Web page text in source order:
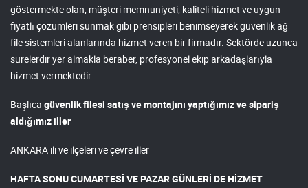
göstermekte olan, müşteri memnuniyeti, kaliteli hizmet ve uygun
fiyatlı çözümleri sunmak gibi prensipleri benimseyerek güvenlik ağ
file sistemleri alanlarında hizmet veren bir firmadır. Sektörde uzunca
sürelerdir yer almakla beraber, profesyonel ekip arkadaşlarıyla
hizmet vermektedir.
Başlıca güvenlik filesi satış ve montajını yaptığımız ve sipariş
aldığımız iller
ANKARA ili ve ilçeleri ve çevre iller
HAFTA SONU CUMARTESİ VE PAZAR GÜNLERİ DE HİZMET